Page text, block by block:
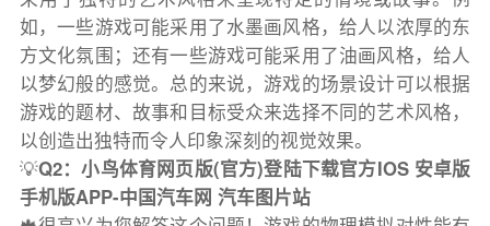
如，一些游戏可能采用了水墨画风格，给人以浓厚的东
方文化氛围；还有一些游戏可能采用了油画风格，给人
以梦幻般的感觉。总的来说，游戏的场景设计可以根据
游戏的题材、故事和目标受众来选择不同的艺术风格，
以创造出独特而令人印象深刻的视觉效果。
💡Q2：小鸟体育网页版(官方)登陆下载官方IOS 安卓版
手机版APP-中国汽车网 汽车图片站